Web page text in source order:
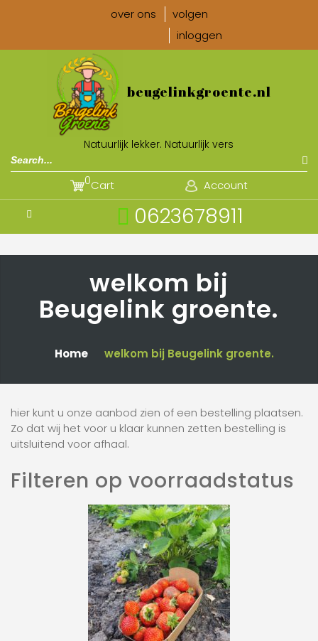
over ons
volgen
inloggen
beugelinkgroente.nl
Natuurlijk lekker. Natuurlijk vers
Cart
0 Account
0623678911
welkom bij
Beugelink groente.
Home welkom bij Beugelink groente.
hier kunt u onze aanbod zien of een bestelling plaatsen.
Zo dat wij het voor u klaar kunnen zetten bestelling is
uitsluitend voor afhaal.
Filteren op voorraadstatus